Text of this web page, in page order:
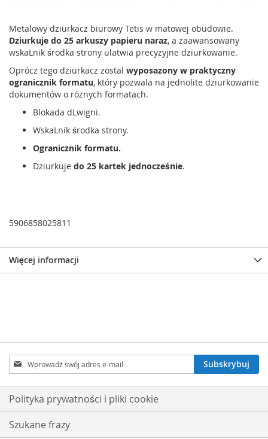
Metalowy dziurkacz biurowy Tetis w matowej obudowie.
Dziurkuje do 25 arkuszy papieru naraz, a zaawansowany
wskaLnik środka strony ulatwia precyzyjne dziurkowanie.
Oprócz tego dziurkacz zostal wyposazony w praktyczny
ogranicznik formatu, który pozwala na jednolite dziurkowanie
dokumentów o róznych formatach.
Blokada dLwigni.
WskaLnik środka strony.
Ogranicznik formatu.
Dziurkuje do 25 kartek jednocześnie.
5906858025811
Więcej informacji
Subskrybuj
nasz
newsletter:
Subskrybuj
Polityka prywatności i pliki cookie
Szukane frazy